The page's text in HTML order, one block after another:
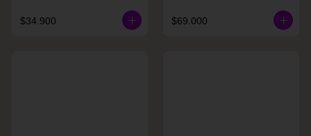
$34.900 $69.000